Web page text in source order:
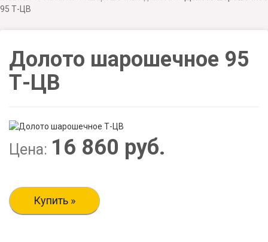
95 Т-ЦВ
Долото шарошечное 95
Т-ЦВ
Цена: 16 860 руб.
Купить »